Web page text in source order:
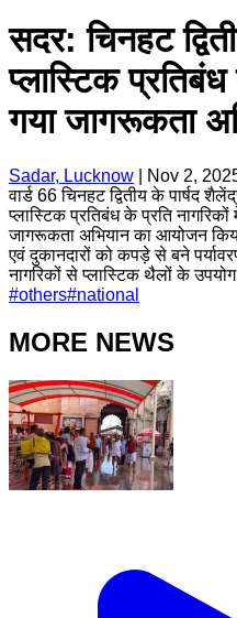
सदर: चिनहट
प्लास्टिक
गया जागरूकता
Sadar, Lucknow
Nov 2,
वार्ड 66 चिनहट द्वितीय के पार्षद
प्लास्टिक प्रतिबंध के प्रति
जागरूकता अभियान का आयोजन किया
एवं दुकानदारों को कपड़े से बने
नागरिकों से प्लास्टिक थैलों के
#others#national
MORE NEWS